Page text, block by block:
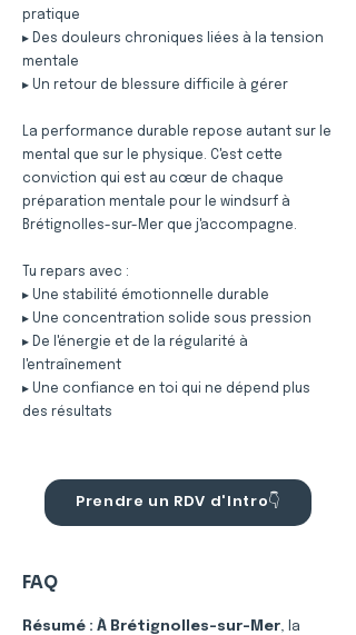
pratique
▸ Des douleurs chroniques liées à la tension
mentale
▸ Un retour de blessure difficile à gérer
La performance durable repose autant sur le
mental que sur le physique. C'est cette
conviction qui est au cœur de chaque
préparation mentale pour le windsurf à
Brétignolles-sur-Mer que j'accompagne.
Tu repars avec :
▸ Une stabilité émotionnelle durable
▸ Une concentration solide sous pression
▸ De l'énergie et de la régularité à
l'entraînement
▸ Une confiance en toi qui ne dépend plus
des résultats
Prendre un RDV d'Intro👇
FAQ
Résumé : À Brétignolles-sur-Mer, la